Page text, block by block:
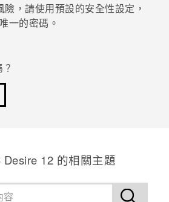
險，請使用預設的安全性設定，
一的密碼。
Desire 12 的相關主題